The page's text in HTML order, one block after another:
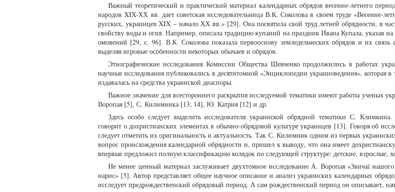
Важный теоретический и практический материал календарных обрядов весенне-летнего
народов XIX-ХХ вв. дает советская исследовательница В.К. Соколова в своем труде «Весенне-
русских, украинцев XIX – начало ХХ вв.» [29]. Она посвятила свой труд летней обрядности, в
свойству воды и огня. Например, описала традицию купаний на праздник Ивана Купала, указав на
омовений [29, с. 96]. В.К. Соколова показала первооснову земледельческих обрядов и их связь
выделяя игровые особенности некоторых обычаев и обрядов.
Этнографические исследования Комиссии Общества Шевченко продолжились в работах
научные исследования публиковались в десятитомной «Энциклопедии украиноведения», которая в
издавалась на средства украинской диаспоры.
Важное значение для всестороннего раскрытия исследуемой тематики имеют работы ученых
Воропая [5], С. Килимника [13; 14], Ю. Катрия [12] и др.
Здесь особо следует выделить исследователя украинской обрядной тематики С.
говорит о дохристианских элементах в обычно-обрядовой культуре украинцев [13]. Говоря об
следует отметить их оригинальность и актуальность. Так С. Килимник одним из первых
вопрос происхождения календарной обрядности и, пришел к выводу, что она имеет
впервые предложил полную классификацию колядок по следующей структуре: детские, взрослые,
Не менее ценный материал заслуживает двухтомное исследование А. Воропая «Звичаї
нарис» [5]. Автор представляет общее научное описание и анализ украинских календарных
исследует предрождественский обрядовый период. А сам рождественский период он описывает,